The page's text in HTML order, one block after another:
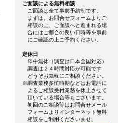
ご面談による無料相談
ご面談は全て事前予約制です。
まずは、お問合せフォームよりご
相談の上、ご面談へと進まれる場
合にはご都合の良い日時等を事前
にご確認の上ご予約ください。
定休日
年中無休（調査は日本全国対応）
調査は２４時間対応が可能です
どうぞお気軽にご相談ください。
※調査業務多忙時期などはお電話に
よるご相談受付業務を休止させて
頂いている場合等もございます。
初回のご相談等はお問合せメール
フォームよりインターネット無料
相談をご利用くださいませ。